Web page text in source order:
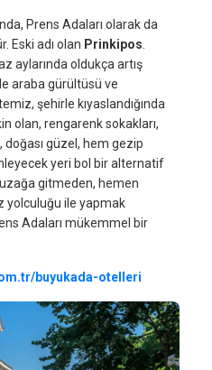
Prens Adaları olarak da
Eski adı olan Prinkipos
aylarında oldukça artış
araba gürültüsü ve
şehirle kıyaslandığında
olan, rengarenk sokakları,
doğası güzel, hem gezip
yeri bol bir alternatif
gitmeden, hemen
yolculuğu ile yapmak
Adaları mükemmel bir
buyukada-otelleri